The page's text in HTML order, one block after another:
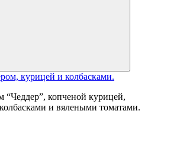
курицей и колбасками.
“Чеддер”, копченой курицей,
и вялеными томатами.